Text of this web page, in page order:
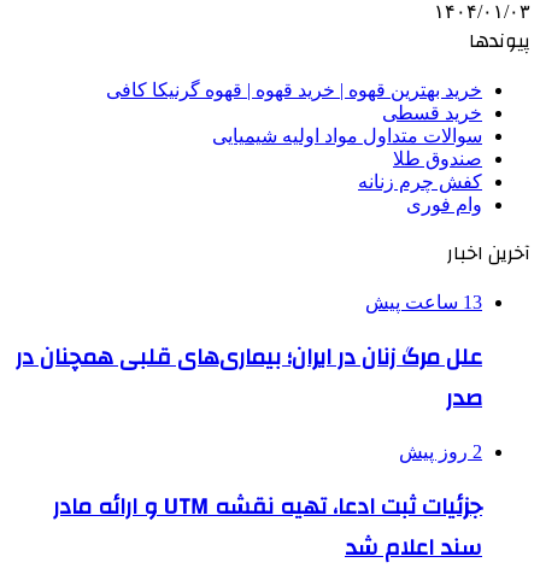
۱۴۰۴/۰۱/۰۳
پیوندها
خرید بهترین قهوه | خرید قهوه | قهوه گرنیکا کافی
خرید قسطی
سوالات متداول مواد اولیه شیمیایی
صندوق طلا
کفش چرم زنانه
وام فوری
آخرین اخبار
13 ساعت پیش
علل مرگ زنان در ایران؛ بیماری‌های قلبی همچنان در
صدر
2 روز پیش
جزئیات ثبت ادعا، تهیه نقشه UTM و ارائه مادر
سند اعلام شد